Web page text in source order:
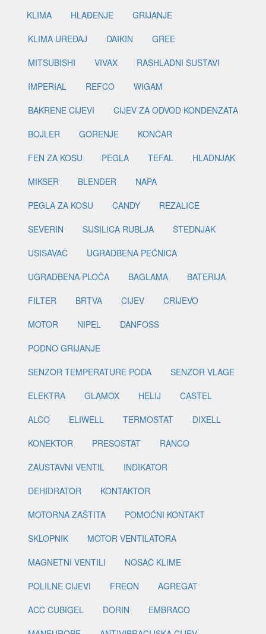
KLIMA HLAĐENJE
GRIJANJE
KLIMA UREĐAJ
DAIKIN
GREE
MITSUBISHI
VIVAX
RASHLADNI SUSTAVI
IMPERIAL
REFCO
WIGAM
BAKRENE CIJEVI
CIJEV ZA ODVOD KONDENZATA
BOJLER
GORENJE
KONČAR
FEN ZA KOSU
PEGLA TEFAL
HLADNJAK
MIKSER
BLENDER
NAPA
PEGLA ZA KOSU
CANDY
REZALICE
SEVERIN
SUŠILICA RUBLJA
ŠTEDNJAK
USISAVAČ
UGRADBENA PEĆNICA
UGRADBENA PLOČA
BAGLAMA
BATERIJA
FILTER
BRTVA CIJEV
CRIJEVO
MOTOR
NIPEL
DANFOSS
PODNO GRIJANJE
SENZOR TEMPERATURE PODA
SENZOR VLAGE
ELEKTRA
GLAMOX HELIJ
CASTEL
ALCO
ELIWELL TERMOSTAT
DIXELL
KONEKTOR
PRESOSTAT
RANCO
ZAUSTAVNI VENTIL
INDIKATOR
DEHIDRATOR
KONTAKTOR
MOTORNA ZAŠTITA
POMOĆNI KONTAKT
SKLOPNIK
MOTOR VENTILATORA
MAGNETNI VENTILI
NOSAČ KLIME
POLILNE CIJEVI
FREON
AGREGAT
ACC CUBIGEL
DORIN
EMBRACO